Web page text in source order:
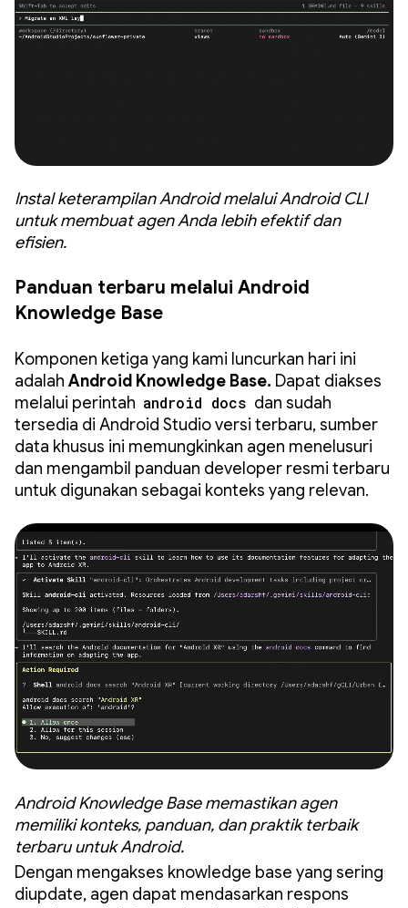
Instal keterampilan Android melalui Android CLI
untuk membuat agen Anda lebih efektif dan
efisien.
Panduan terbaru melalui Android
Knowledge Base
Komponen ketiga yang kami luncurkan hari ini
adalah Android Knowledge Base. Dapat diakses
melalui perintah android docs dan sudah
tersedia di Android Studio versi terbaru, sumber
data khusus ini memungkinkan agen menelusuri
dan mengambil panduan developer resmi terbaru
untuk digunakan sebagai konteks yang relevan.
Android Knowledge Base memastikan agen
memiliki konteks, panduan, dan praktik terbaik
terbaru untuk Android.
Dengan mengakses knowledge base yang sering
diupdate, agen dapat mendasarkan respons